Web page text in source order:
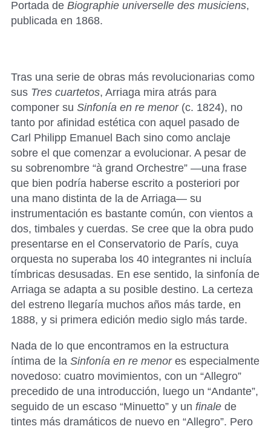
Portada de Biographie universelle des musiciens,
publicada en 1868.
Tras una serie de obras más revolucionarias como
sus Tres cuartetos, Arriaga mira atrás para
componer su Sinfonía en re menor(c. 1824), no
tanto por afinidad estética con aquel pasado de
Carl Philipp Emanuel Bach sino como anclaje
sobre el que comenzar a evolucionar. A pesar de
su sobrenombre “à grand Orchestre” —una frase
que bien podría haberse escrito a posteriori por
una mano distinta de la de Arriaga— su
instrumentación es bastante común, con vientos a
dos, timbales y cuerdas. Se cree que la obra pudo
presentarse en el Conservatorio de París, cuya
orquesta no superaba los 40 integrantes ni incluía
tímbricas desusadas. En ese sentido, la sinfonía de
Arriaga se adapta a su posible destino. La certeza
del estreno llegaría muchos años más tarde, en
1888, y si primera edición medio siglo más tarde.
Nada de lo que encontramos en la estructura
íntima de la Sinfonía en re menores especialmente
novedoso: cuatro movimientos, con un “Allegro”
precedido de una introducción, luego un “Andante”,
seguido de un escaso “Minuetto” y un finale de
tintes más dramáticos de nuevo en “Allegro”. Pero